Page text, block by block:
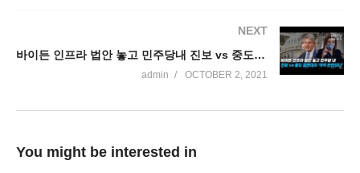
NEXT
바이든 인프라 법안 놓고 민주당내 진보 vs 중도 정면대치 ‘극적 반전되나’
admin OCTOBER 2, 2021
You might be interested in